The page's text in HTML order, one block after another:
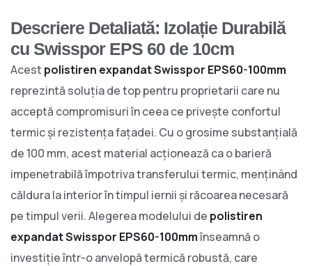
Descriere Detaliată: Izolație Durabilă
cu Swisspor EPS 60 de 10cm
Acest polistiren expandat Swisspor EPS60-100mm
reprezintă soluția de top pentru proprietarii care nu
acceptă compromisuri în ceea ce privește confortul
termic și rezistența fațadei. Cu o grosime substanțială
de 100 mm, acest material acționează ca o barieră
impenetrabilă împotriva transferului termic, menținând
căldura la interior în timpul iernii și răcoarea necesară
pe timpul verii. Alegerea modelului de polistiren
expandat Swisspor EPS60-100mmînseamnă o
investiție într-o anvelopă termică robustă, care